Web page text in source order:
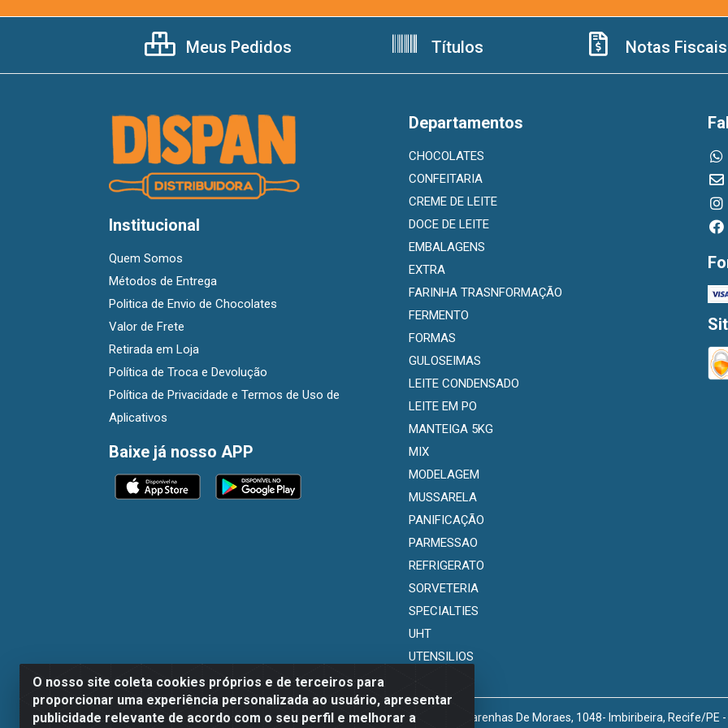
O nosso site coleta cookies próprios e de terceiros para
proporcionar uma experiência personalizada ao usuário, apresentar
publicidade relevante de acordo com o seu perfil e melhorar a
Meus Pedidos Títulos Notas Fiscais
Institucional
Quem Somos
Métodos de Entrega
Politica de Envio de Chocolates
Valor de Frete
Retirada em Loja
Política de Troca e Devolução
Política de Privacidade e Termos de Uso de
Aplicativos
Baixe já nosso APP
Departamentos
CHOCOLATES
CONFEITARIA
CREME DE LEITE
DOCE DE LEITE
EMBALAGENS
EXTRA
FARINHA TRASNFORMAÇÃO
FERMENTO
FORMAS
GULOSEIMAS
LEITE CONDENSADO
LEITE EM PO
MANTEIGA 5KG
MIX
MODELAGEM
MUSSARELA
PANIFICAÇÃO
PARMESSAO
REFRIGERATO
SORVETERIA
SPECIALTIES
UHT
UTENSILIOS
Dispan Distribuidora de Alimentos LTDA - Avenida Marechal Mascarenhas De Moraes, 1048- Imbiribeira, Recife/PE